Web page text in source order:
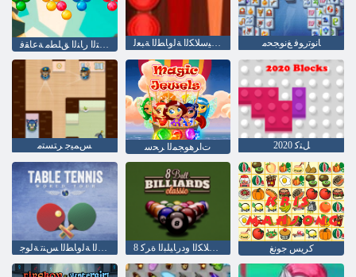
ﺔﻴﻜﻴﺳﻼ ﻜﻟﺍ ﺔﻟﻭﺎﻄﻟﺍ ﺔﺒﻌﻟ ﺎﻧﻮﺗﺭﻮﻓ ﻎﻧﻮﺠﺤﻣ
ﺲﻤﻴﺟ ﺮﺘﺴﺘﻣ ﺕﺍﺮﻫﻮﺠﻤﻟﺍ ﺮﺤﺳ ﻞﺘﻛ 2020
ﺔﻴﻤﻟﺎﻌﻟﺍ ﺔﻟﻭﺎﻄﻟﺍ ﺲﻨﺗ ﺔﻟﻮﺟ ﺔﻴﻜﻴﺳﻼ ﻜﻟﺍ ﻭﺩﺭﺎﻴﻠﺒﻟﺍ ﺓﺮﻛ 8 كريس جونغ